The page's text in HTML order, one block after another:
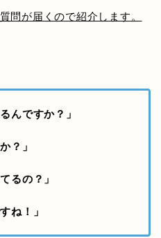
問が届くので紹介します。
んですか？」
？」
るの？」
ね！」